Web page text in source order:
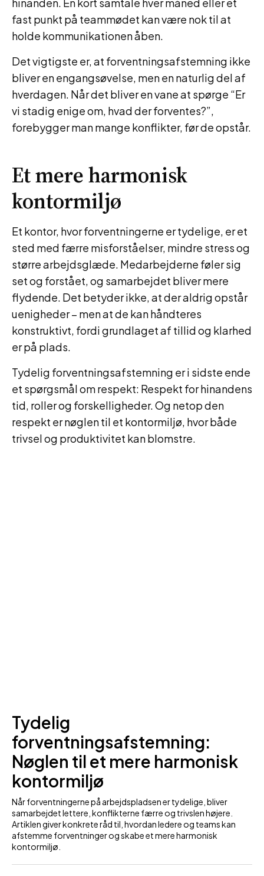
fast punkt på teammødet kan være nok til at
holde kommunikationen åben.
Det vigtigste er, at forventningsafstemning ikke
bliver en engangsøvelse, men en naturlig del af
hverdagen. Når det bliver en vane at spørge “Er
vi stadig enige om, hvad der forventes?”,
forebygger man mange konflikter, før de opstår.
Et mere harmonisk
kontormiljø
Et kontor, hvor forventningerne er tydelige, er et
sted med færre misforståelser, mindre stress og
større arbejdsglæde. Medarbejderne føler sig
set og forstået, og samarbejdet bliver mere
flydende. Det betyder ikke, at der aldrig opstår
uenigheder – men at de kan håndteres
konstruktivt, fordi grundlaget af tillid og klarhed
er på plads.
Tydelig forventningsafstemning er i sidste ende
et spørgsmål om respekt: Respekt for hinandens
tid, roller og forskelligheder. Og netop den
respekt er nøglen til et kontormiljø, hvor både
trivsel og produktivitet kan blomstre.
Tydelig
forventningsafstemning:
Nøglen til et mere harmonisk
kontormiljø
Når forventningerne på arbejdspladsen er tydelige, bliver
samarbejdet lettere, konflikterne færre og trivslen højere.
Artiklen giver konkrete råd til, hvordan ledere og teams kan
afstemme forventninger og skabe et mere harmonisk
kontormiljø.